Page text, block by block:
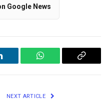
Google News
WhatsApp Copy
NEXT ARTICLE